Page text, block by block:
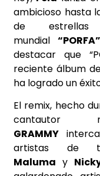
ambicioso hasta
de
mundial “PORFA”
destacar que
reciente álbum
ha logrado un
El remix, hecho
cantautor
GRAMMY
artistas de
Maluma y